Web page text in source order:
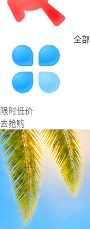
全部
限时低价
去抢购